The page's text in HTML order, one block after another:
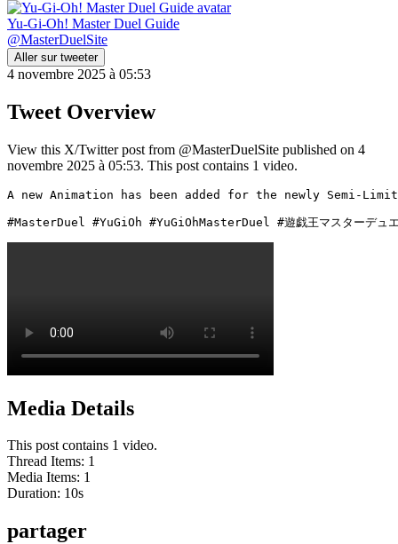
Yu-Gi-Oh! Master Duel Guide
@MasterDuelSite
Aller sur tweeter
4 novembre 2025 à 05:53
Tweet Overview
View this X/Twitter post from @MasterDuelSite published on 4
novembre 2025 à 05:53. This post contains 1 video.
A new Animation has been added for the newly Semi-
#MasterDuel #YuGiOh #YuGiOhMasterDuel #遊戯王マスターデュ
Media Details
This post contains 1 video.
Thread Items: 1
Media Items: 1
Duration: 10s
partager